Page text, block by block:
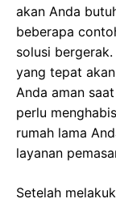
akan Anda
beberapa
solusi
yang tepat
Anda aman
perlu
rumah lama
layanan
Setelah